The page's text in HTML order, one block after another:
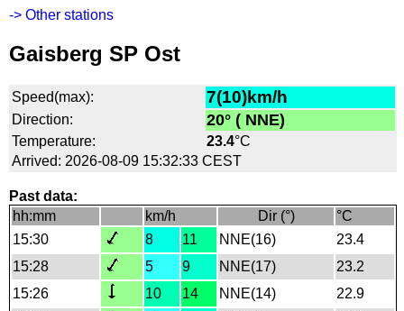
-> Other stations
Gaisberg SP Ost
Speed(max): 7(10)km/h
Direction: 20° ( NNE)
Temperature: 23.4°C
Arrived: 2026-08-09 15:32:33 CEST
Past data:
hh:mm
km/h Dir (°)
°C
15:30
8 11 NNE(16)
23.4
15:28
5 9 NNE(17)
23.2
15:26
10 14 NNE(14)
22.9